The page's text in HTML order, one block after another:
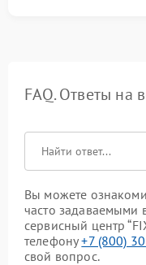
FAQ. Ответы на
Вы можете
часто задаваемыми
сервисный центр
телефону+7 (800)
свой вопрос.